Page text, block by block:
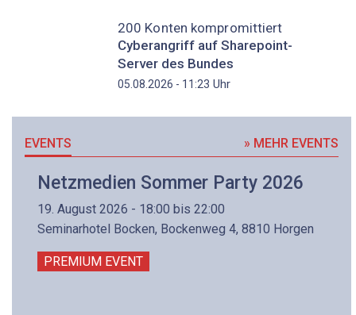
200 Konten kompromittiert
Cyberangriff auf Sharepoint-
Server des Bundes
05.08.2026 - 11:23 Uhr
EVENTS » MEHR EVENTS
Netzmedien Sommer Party 2026
19. August 2026 - 18:00 bis 22:00
Seminarhotel Bocken, Bockenweg 4, 8810 Horgen
PREMIUM EVENT